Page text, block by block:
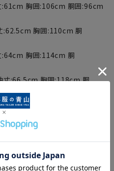
胸囲:106cm 胴囲:96cm
胸囲:110cm 胴
胸囲:114cm 胴
:66.5cm 胸囲:118cm 胴
:68cm 胸囲:122cm 胴
味やサイズ等の仕様に変更が
めご了承ください。